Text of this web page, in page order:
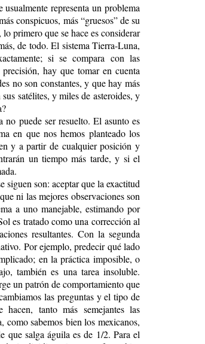
representa un problema
conspicuos, más “gruesos” de su
primero que se hace es considerar
de todo. El sistema Tierra-Luna,
si se compara con las
hay que tomar en cuenta
no son constantes, y que hay más
satélites, y miles de asteroides, y
puede ser resuelto. El asunto es
en que nos hemos planteado los
y a partir de cualquier posición y
un tiempo más tarde, y si el
siguen son: aceptar que la exactitud
ni las mejores observaciones son
a uno manejable, estimando por
es tratado como una corrección al
resultantes. Con la segunda
Por ejemplo, predecir qué lado
en la práctica imposible, o
también es una tarea insoluble.
un patrón de comportamiento que
las preguntas y el tipo de
hacen, tanto más semejantes las
como sabemos bien los mexicanos,
que salga águila es de 1/2. Para el